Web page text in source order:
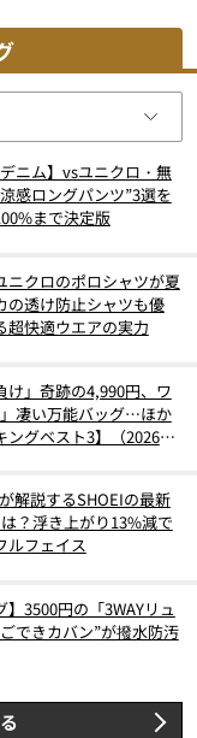
ニム】vsユニクロ・無
感ロングパンツ”3選を
まで決定版
ニクロのポロシャツが夏
の透け防止シャツも優
超快適ウエアの実力
け」奇跡の4,990円、ワ
凄い万能バッグ…ほか
ングベスト3】（2026年
解説するSHOEIの最新
？浮き上がり13%減で
ルフェイス
】3500円の「3WAYリュ
できカバン”が撥水防汚